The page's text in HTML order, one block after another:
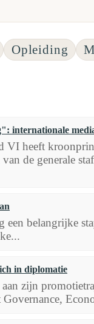
Opleiding
internationale
VI heeft
van de generale
belangrijke
in diplomatie
zijn